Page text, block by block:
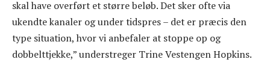
skal have overført et større beløb. Det sker ofte via
ukendte kanaler og under tidspres – det er præcis den
type situation, hvor vi anbefaler at stoppe op og
dobbelttjekke,” understreger Trine Vestengen Hopkins.